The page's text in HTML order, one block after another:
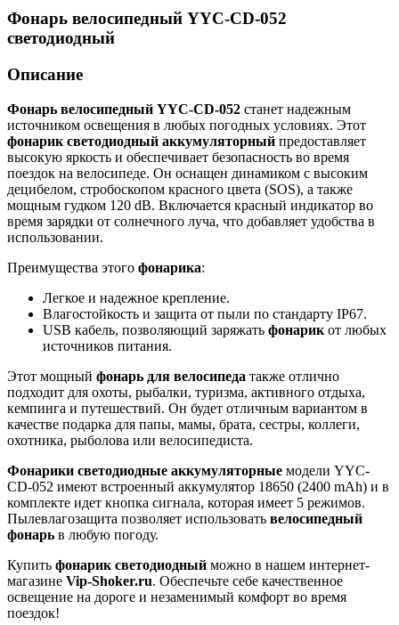
Фонарь велосипедный YYC-CD-052
светодиодный
Описание
Фонарь велосипедный YYC-CD-052 станет надежным
источником освещения в любых погодных условиях. Этот
фонарик светодиодный аккумуляторный предоставляет
высокую яркость и обеспечивает безопасность во время
поездок на велосипеде. Он оснащен динамиком с высоким
децибелом, стробоскопом красного цвета (SOS), а также
мощным гудком 120 dB. Включается красный индикатор во
время зарядки от солнечного луча, что добавляет удобства в
использовании.
Преимущества этого фонарика:
Легкое и надежное крепление.
Влагостойкость и защита от пыли по стандарту IP67.
USB кабель, позволяющий заряжать фонарик от любых
источников питания.
Этот мощный фонарь для велосипеда также отлично
подходит для охоты, рыбалки, туризма, активного отдыха,
кемпинга и путешествий. Он будет отличным вариантом в
качестве подарка для папы, мамы, брата, сестры, коллеги,
охотника, рыболова или велосипедиста.
Фонарики светодиодные аккумуляторные модели YYC-
CD-052 имеют встроенный аккумулятор 18650 (2400 mAh) и в
комплекте идет кнопка сигнала, которая имеет 5 режимов.
Пылевлагозащита позволяет использовать велосипедный
фонарь в любую погоду.
Купить фонарик светодиодный можно в нашем интернет-
магазине Vip-Shoker.ru. Обеспечьте себе качественное
освещение на дороге и незаменимый комфорт во время
поездок!